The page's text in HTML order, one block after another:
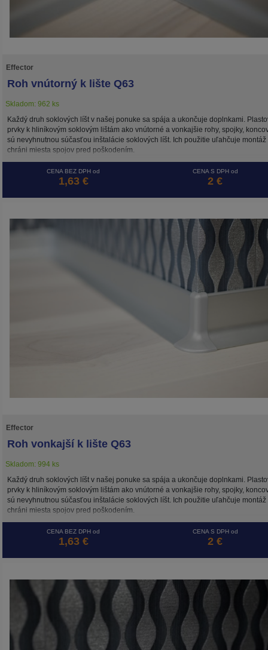
Effector
Roh vnútorný k lište Q63
Skladom: 962 ks
Každý druh soklových líšt v našej ponuke sa spája a ukončuje doplnkami.
prvky k hliníkovým soklovým lištám ako vnútorné a vonkajšie rohy, spojky,
sú nevyhnutnou súčasťou inštalácie soklových líšt. Ich použitie uľahčuje montáž
chráni miesta spojov pred poškodením.
CENA BEZ DPH od
1,63 €
CENA S DPH od
2 €
Effector
Roh vonkajší k lište Q63
Skladom: 994 ks
Každý druh soklových líšt v našej ponuke sa spája a ukončuje doplnkami.
prvky k hliníkovým soklovým lištám ako vnútorné a vonkajšie rohy, spojky,
sú nevyhnutnou súčasťou inštalácie soklových líšt. Ich použitie uľahčuje montáž
chráni miesta spojov pred poškodením.
CENA BEZ DPH od
1,63 €
CENA S DPH od
2 €